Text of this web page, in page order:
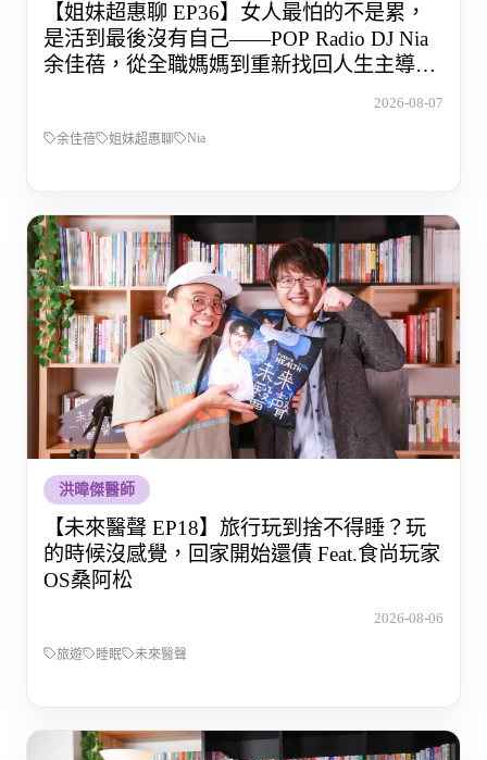
【姐妹超惠聊 EP36】女人最怕的不是累，
是活到最後沒有自己——POP Radio DJ Nia
余佳蓓，從全職媽媽到重新找回人生主導權
2026-08-07
余佳蓓 姐妹超惠聊 Nia
洪暐傑醫師
【未來醫聲 EP18】旅行玩到捨不得睡？玩
的時候沒感覺，回家開始還債 Feat.食尚玩家
OS桑阿松
2026-08-06
旅遊 睡眠 未來醫聲